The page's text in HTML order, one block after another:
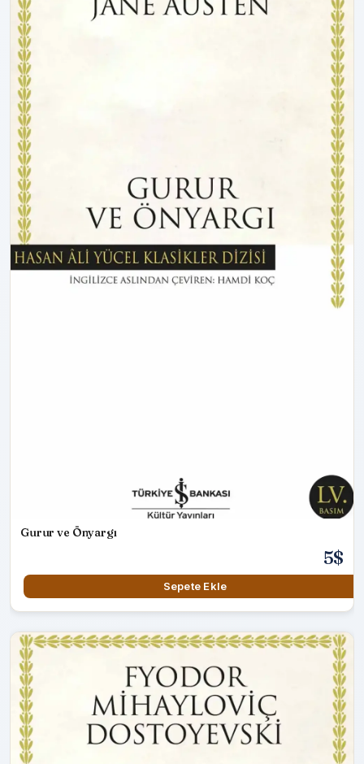
Gurur ve Önyargı
5$
Sepete Ekle